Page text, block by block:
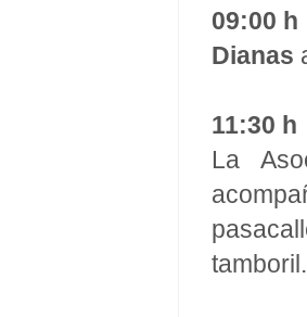
09:00 h
Dianas
11:30 h
La